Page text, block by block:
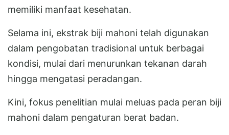
memiliki manfaat kesehatan.
Selama ini, ekstrak biji mahoni telah digunakan
dalam pengobatan tradisional untuk berbagai
kondisi, mulai dari menurunkan tekanan darah
hingga mengatasi peradangan.
Kini, fokus penelitian mulai meluas pada peran biji
mahoni dalam pengaturan berat badan.